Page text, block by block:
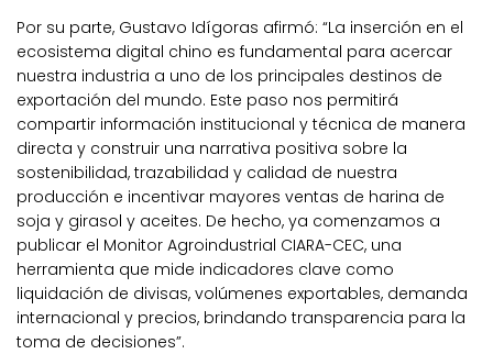
Por su parte, Gustavo Idígoras afirmó: “La inserción en el
ecosistema digital chino es fundamental para acercar
nuestra industria a uno de los principales destinos de
exportación del mundo. Este paso nos permitirá
compartir información institucional y técnica de manera
directa y construir una narrativa positiva sobre la
sostenibilidad, trazabilidad y calidad de nuestra
producción e incentivar mayores ventas de harina de
soja y girasol y aceites. De hecho, ya comenzamos a
publicar el Monitor Agroindustrial CIARA-CEC, una
herramienta que mide indicadores clave como
liquidación de divisas, volúmenes exportables, demanda
internacional y precios, brindando transparencia para la
toma de decisiones”.